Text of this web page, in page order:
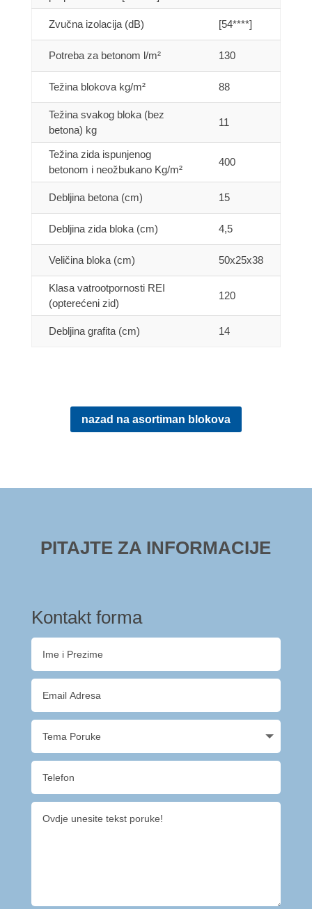
Zvučna izolacija (dB) [54****]
Potreba za betonom l/m² 130
Težina blokova kg/m² 88
Težina svakog bloka (bez
betona) kg
11
Težina zida ispunjenog
betonom i neožbukano Kg/m²
400
Debljina betona (cm) 15
Debljina zida bloka (cm) 4,5
Veličina bloka (cm) 50x25x38
Klasa vatrootpornosti REI
(opterećeni zid)
120
Debljina grafita (cm) 14
nazad na asortiman blokova
PITAJTE ZA INFORMACIJE
Kontakt forma